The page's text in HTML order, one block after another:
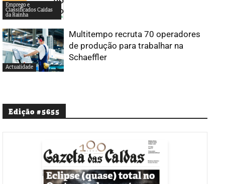
Emprego e
Classificados Caldas
da Rainha
Actualidade
Multitempo recruta 70 operadores
de produção para trabalhar na
Schaeffler
Edição #5655